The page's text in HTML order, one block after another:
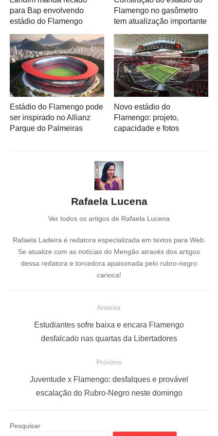
para Bap envolvendo
estádio do Flamengo
Flamengo no gasômetro
tem atualização importante
Estádio do Flamengo pode
ser inspirado no Allianz
Parque do Palmeiras
Novo estádio do
Flamengo: projeto,
capacidade e fotos
Rafaela Lucena
Ver todos os artigos de Rafaela Lucena
Rafaela Ladeira é redatora especializada em textos para Web.
Se atualize com as notícias do Mengão através dos artigos
dessa redatora e torcedora apaixonada pelo rubro-negro
carioca!
o
Anterior
Estudiantes sofre baixa e encara Flamengo
desfalcado nas quartas da Libertadores
Próximo
Juventude x Flamengo: desfalques e provável
escalação do Rubro-Negro neste domingo
Pesquisar